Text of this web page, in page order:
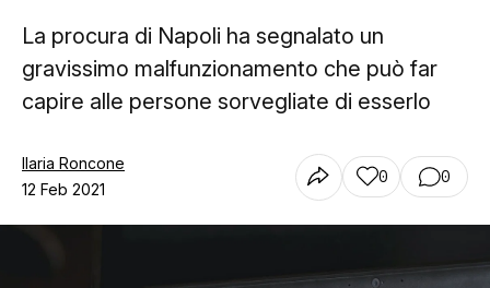
Chi siamo
Contatti
La procura di Napoli ha segnalato un
gravissimo malfunzionamento che può far
capire alle persone sorvegliate di esserlo
Ilaria Roncone
12 Feb 2021
0 0